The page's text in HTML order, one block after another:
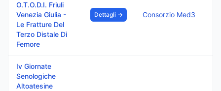
O.T.O.D.I. Friuli
Venezia Giulia -
Le Fratture Del
Terzo Distale Di
Femore
Dettagli → Consorzio Med3
Iv Giornate
Senologiche
Altoatesine